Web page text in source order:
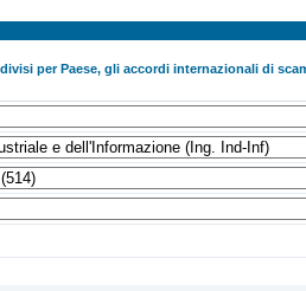
per Paese, gli accordi internazionali di